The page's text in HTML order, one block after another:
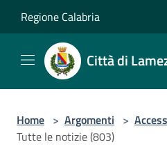
Regione Calabria
Città di
Home > Argomenti >
Tutte le notizie (803)